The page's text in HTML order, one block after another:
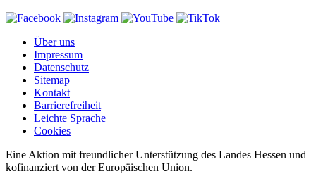
Über uns
Impressum
Datenschutz
Sitemap
Kontakt
Barrierefreiheit
Leichte Sprache
Cookies
Eine Aktion mit freundlicher Unterstützung des Landes Hessen und
kofinanziert von der Europäischen Union.